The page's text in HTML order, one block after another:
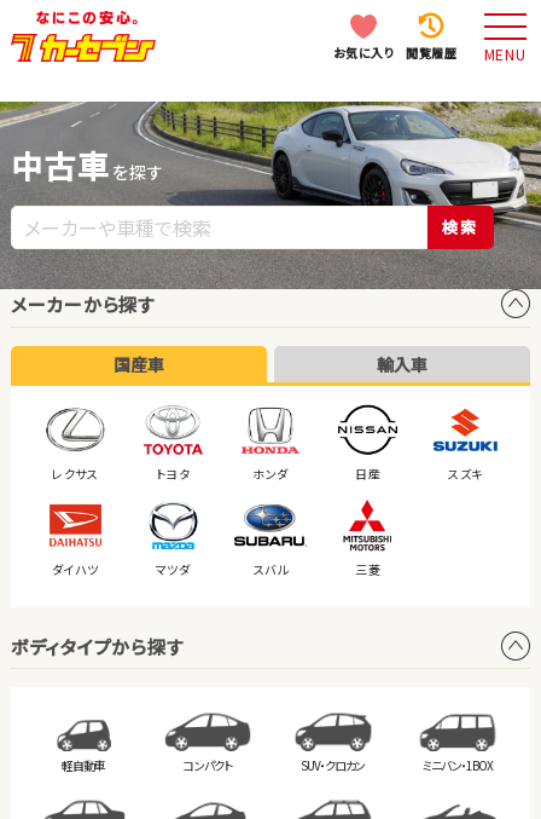
お気に入り 閲覧履歴 MENU
中古車 を探す
検索
メーカーから探す
国産車 輸入車
レクサス トヨタ ホンダ 日産 スズキ
ダイハツ マツダ スバル 三菱
ボディタイプから探す
軽自動車 コンパクト SUV・クロカン ミニバン・1BOX